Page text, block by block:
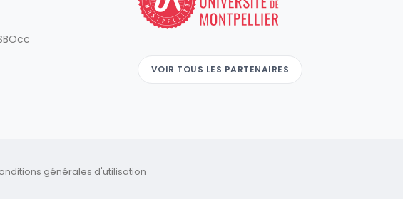
VOIR TOUS LES PARTENAIRES
générales d'utilisation